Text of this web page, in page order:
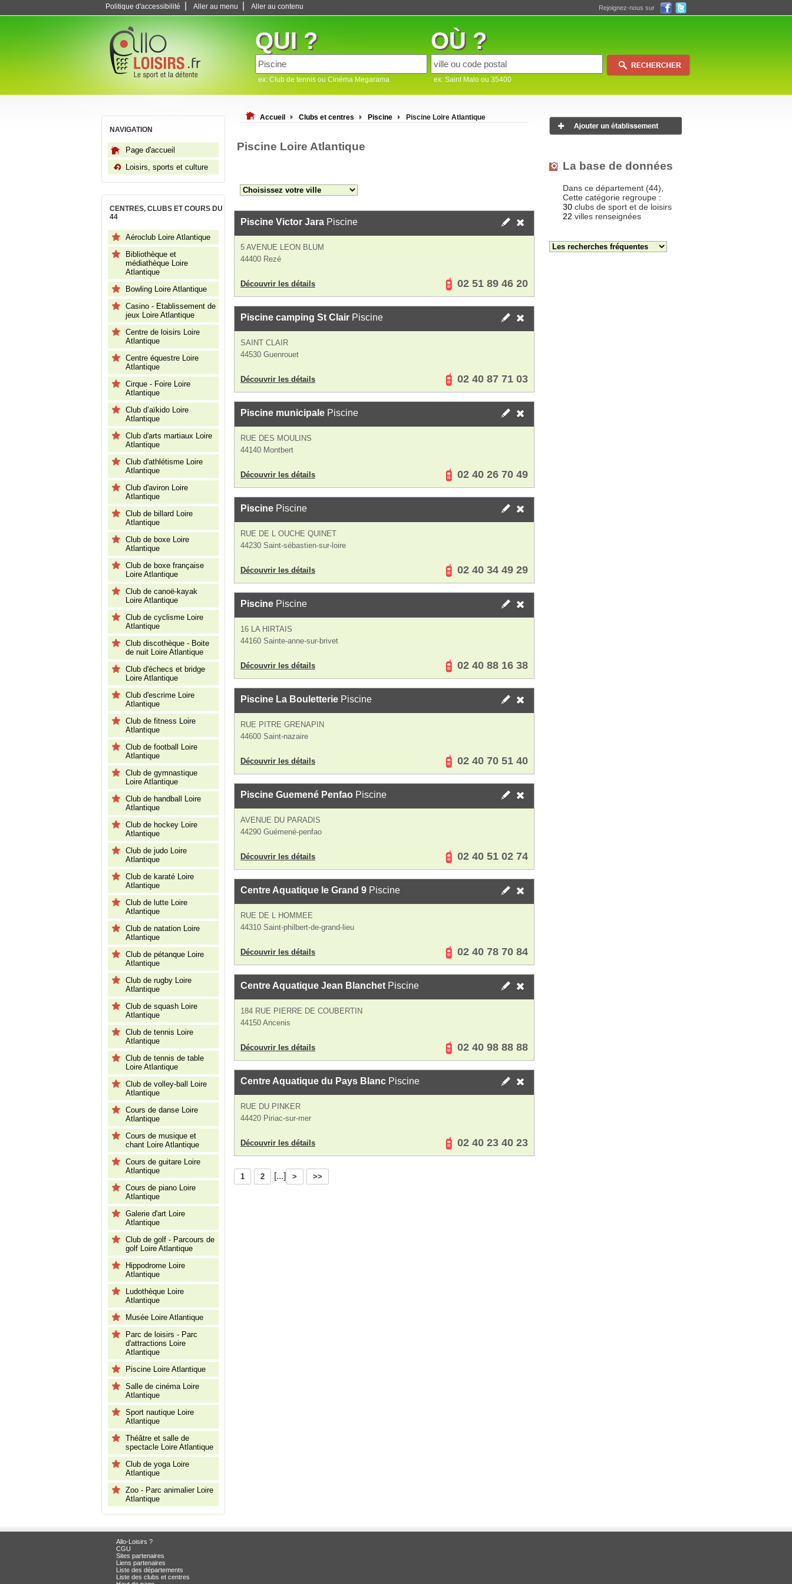
Politique d'accessibilité Aller au menu Aller au contenu Rejoignez-nous sur
QUI ?
ex: Club de tennis ou Cinéma Megarama
OÙ ?
ex: Saint Malo ou 35400
NAVIGATION
Page d'accueil
Loisirs, sports et culture
CENTRES, CLUBS ET COURS DU
44
Aéroclub Loire Atlantique
Bibliothèque et
médiathèque Loire
Atlantique
Bowling Loire Atlantique
Casino - Etablissement de
jeux Loire Atlantique
Centre de loisirs Loire
Atlantique
Centre équestre Loire
Atlantique
Cirque - Foire Loire
Atlantique
Club d’aïkido Loire
Atlantique
Club d'arts martiaux Loire
Atlantique
Club d'athlétisme Loire
Atlantique
Club d'aviron Loire
Atlantique
Club de billard Loire
Atlantique
Club de boxe Loire
Atlantique
Club de boxe française
Loire Atlantique
Club de canoë-kayak
Loire Atlantique
Club de cyclisme Loire
Atlantique
Club discothèque - Boite
de nuit Loire Atlantique
Club d'échecs et bridge
Loire Atlantique
Club d'escrime Loire
Atlantique
Club de fitness Loire
Atlantique
Club de football Loire
Atlantique
Club de gymnastique
Loire Atlantique
Club de handball Loire
Atlantique
Club de hockey Loire
Atlantique
Club de judo Loire
Atlantique
Club de karaté Loire
Atlantique
Club de lutte Loire
Atlantique
Club de natation Loire
Atlantique
Club de pétanque Loire
Atlantique
Club de rugby Loire
Atlantique
Club de squash Loire
Atlantique
Club de tennis Loire
Atlantique
Club de tennis de table
Loire Atlantique
Club de volley-ball Loire
Atlantique
Cours de danse Loire
Atlantique
Cours de musique et
chant Loire Atlantique
Cours de guitare Loire
Atlantique
Cours de piano Loire
Atlantique
Galerie d'art Loire
Atlantique
Club de golf - Parcours de
golf Loire Atlantique
Hippodrome Loire
Atlantique
Ludothèque Loire
Atlantique
Musée Loire Atlantique
Parc de loisirs - Parc
d'attractions Loire
Atlantique
Piscine Loire Atlantique
Salle de cinéma Loire
Atlantique
Sport nautique Loire
Atlantique
Théâtre et salle de
spectacle Loire Atlantique
Club de yoga Loire
Atlantique
Zoo - Parc animalier Loire
Atlantique
Accueil Clubs et centres Piscine Piscine Loire Atlantique
Piscine Loire Atlantique
Piscine Victor Jara Piscine
5 AVENUE LEON BLUM
44400 Rezé
Découvrir les détails 02 51 89 46 20
Piscine camping St Clair Piscine
SAINT CLAIR
44530 Guenrouet
Découvrir les détails 02 40 87 71 03
Piscine municipale Piscine
RUE DES MOULINS
44140 Montbert
Découvrir les détails 02 40 26 70 49
Piscine Piscine
RUE DE L OUCHE QUINET
44230 Saint-sébastien-sur-loire
Découvrir les détails 02 40 34 49 29
Piscine Piscine
16 LA HIRTAIS
44160 Sainte-anne-sur-brivet
Découvrir les détails 02 40 88 16 38
Piscine La Bouletterie Piscine
RUE PITRE GRENAPIN
44600 Saint-nazaire
Découvrir les détails 02 40 70 51 40
Piscine Guemené Penfao Piscine
AVENUE DU PARADIS
44290 Guémené-penfao
Découvrir les détails 02 40 51 02 74
Centre Aquatique le Grand 9 Piscine
RUE DE L HOMMEE
44310 Saint-philbert-de-grand-lieu
Découvrir les détails 02 40 78 70 84
Centre Aquatique Jean Blanchet Piscine
184 RUE PIERRE DE COUBERTIN
44150 Ancenis
Découvrir les détails 02 40 98 88 88
Centre Aquatique du Pays Blanc Piscine
RUE DU PINKER
44420 Piriac-sur-mer
Découvrir les détails 02 40 23 40 23
1 2 [...] > >>
La base de données
Dans ce département (44),
Cette catégorie regroupe :
30 clubs de sport et de loisirs
22 villes renseignées
Allo-Loisirs ?
CGU
Sites partenaires
Liens partenaires
Liste des départements
Liste des clubs et centres